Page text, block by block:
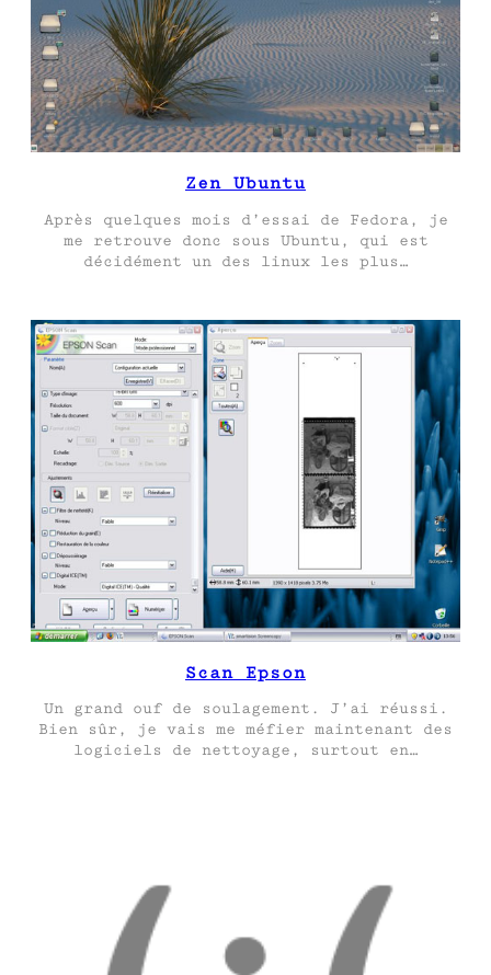
Zen Ubuntu
Après quelques mois d’essai de Fedora, je
me retrouve donc sous Ubuntu, qui est
décidément un des linux les plus…
Scan Epson
Un grand ouf de soulagement. J’ai réussi.
Bien sûr, je vais me méfier maintenant des
logiciels de nettoyage, surtout en…